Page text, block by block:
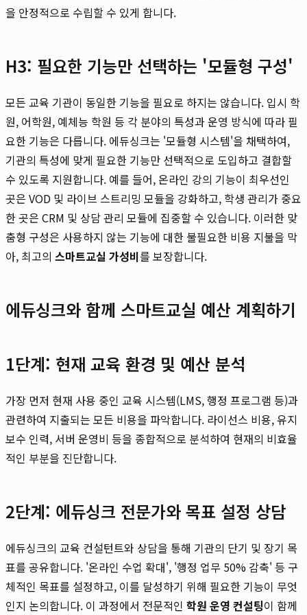
을 안정적으로 수립할 수 있게 합니다.
H3: 필요한 기능만 선택하는 '모듈형 구성'
모든 교육 기관이 동일한 기능을 필요로 하지는 않습니다. 입시 학
원, 어학원, 예체능 학원 등 각 분야의 특성과 운영 방식에 따라 필
요한 기능은 다릅니다. 에듀싱크는 '모듈형 시스템'을 채택하여,
기관의 특성에 맞게 필요한 기능만 선택적으로 도입하고 결합할
수 있도록 지원합니다. 예를 들어, 온라인 강의 기능이 최우선인
곳은 VOD 및 라이브 스트리밍 모듈을 강화하고, 학생 관리가 중요
한 곳은 CRM 및 상담 관리 모듈에 집중할 수 있습니다. 이러한 맞
춤형 구성은 사용하지 않는 기능에 대한 불필요한 비용 지불을 막
아, 최고의 스마트교실 가성비를 보장합니다.
에듀싱크와 함께 스마트교실 예산 계획하기
1단계: 현재 교육 환경 및 예산 분석
가장 먼저 현재 사용 중인 교육 시스템(LMS, 행정 프로그램 등)과
관련하여 지출되는 모든 비용을 파악합니다. 라이선스 비용, 유지
보수 인력, 서버 운영비 등을 종합적으로 분석하여 현재의 비효율
적인 부분을 진단합니다.
2단계: 에듀싱크 전문가와 목표 설정 상담
에듀싱크의 교육 컨설턴트와 상담을 통해 기관의 단기 및 장기 목
표를 공유합니다. '온라인 수업 확대', '행정 업무 50% 감축' 등 구
체적인 목표를 설정하고, 이를 달성하기 위해 필요한 기능이 무엇
인지 논의합니다. 이 과정에서 전문적인 학원 운영 컨설팅이 함께